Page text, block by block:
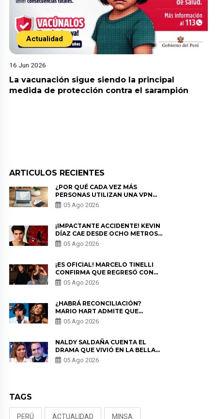
Actualidad
16 Jun 2026
La vacunación sigue siendo la principal
medida de protección contra el sarampión
ARTICULOS RECIENTES
¿POR QUÉ CADA VEZ MÁS
PERSONAS UTILIZAN UNA VPN
PARA PROTEGER SU
PRIVACIDAD?
05 Ago 2026
¡IMPACTANTE ACCIDENTE! KEVIN
DÍAZ CAE DESDE OCHO METROS
EN “ESTO ES GUERRA” Y GENERA
PREOCUPACIÓN
05 Ago 2026
¡ES OFICIAL! MARCELO TINELLI
CONFIRMA QUE REGRESÓ CON
MILETT FIGUEROA: “EL AMOR
PUDO MÁS”
05 Ago 2026
¿HABRÁ RECONCILIACIÓN?
MARIO HART ADMITE QUE
PODRÍA VOLVER CON KORINA
RIVADENEIRA: “NO LE CERRARÍA
05 Ago 2026
NALDY SALDAÑA CUENTA EL
DRAMA QUE VIVIÓ EN LA BELLA
LUZ TRAS DENUNCIA AL
DIRECTOR MUSICAL: “NO ME
05 Ago 2026
TAGS
PERÚ ACTUALIDAD MINSA